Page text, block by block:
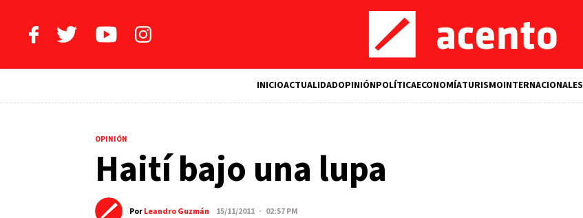
INICIOACTUALIDADOPINIÓNPOLÍTICAECONOMÍATURISMOINTERNACIONALES
OPINIÓN
Haití bajo una lupa
PorLeandro Guzmán 15/11/2011 · 02:57 PM